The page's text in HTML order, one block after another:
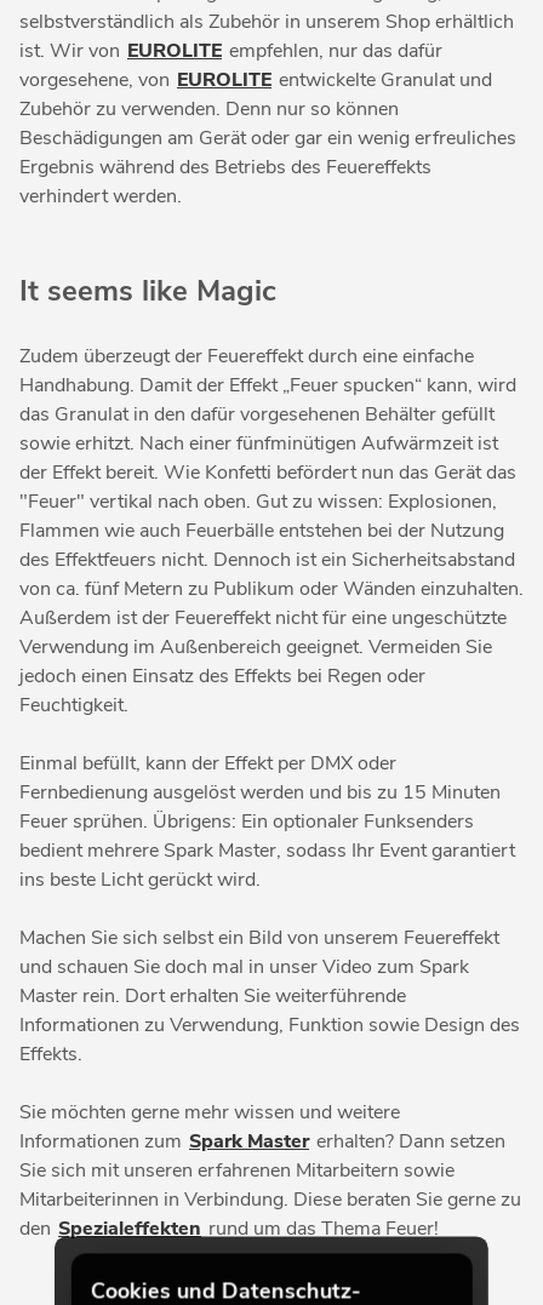
selbstverständlich als Zubehör in unserem Shop erhältlich
ist. Wir von EUROLITE empfehlen, nur das dafür
vorgesehene, von EUROLITE entwickelte Granulat und
Zubehör zu verwenden. Denn nur so können
Beschädigungen am Gerät oder gar ein wenig erfreuliches
Ergebnis während des Betriebs des Feuereffekts
verhindert werden.
It seems like Magic
Zudem überzeugt der Feuereffekt durch eine einfache
Handhabung. Damit der Effekt „Feuer spucken“ kann, wird
das Granulat in den dafür vorgesehenen Behälter gefüllt
sowie erhitzt. Nach einer fünfminütigen Aufwärmzeit ist
der Effekt bereit. Wie Konfetti befördert nun das Gerät das
"Feuer" vertikal nach oben. Gut zu wissen: Explosionen,
Flammen wie auch Feuerbälle entstehen bei der Nutzung
des Effektfeuers nicht. Dennoch ist ein Sicherheitsabstand
von ca. fünf Metern zu Publikum oder Wänden einzuhalten.
Außerdem ist der Feuereffekt nicht für eine ungeschützte
Verwendung im Außenbereich geeignet. Vermeiden Sie
jedoch einen Einsatz des Effekts bei Regen oder
Feuchtigkeit.
Einmal befüllt, kann der Effekt per DMX oder
Fernbedienung ausgelöst werden und bis zu 15 Minuten
Feuer sprühen. Übrigens: Ein optionaler Funksenders
bedient mehrere Spark Master, sodass Ihr Event garantiert
ins beste Licht gerückt wird.
Machen Sie sich selbst ein Bild von unserem Feuereffekt
und schauen Sie doch mal in unser Video zum Spark
Master rein. Dort erhalten Sie weiterführende
Informationen zu Verwendung, Funktion sowie Design des
Effekts.
Sie möchten gerne mehr wissen und weitere
Informationen zum Spark Master erhalten? Dann setzen
Sie sich mit unseren erfahrenen Mitarbeitern sowie
Mitarbeiterinnen in Verbindung. Diese beraten Sie gerne zu
den Spezialeffektenrund um das Thema Feuer!
Cookies und Datenschutz-